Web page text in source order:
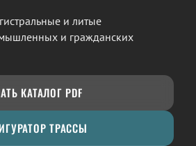
и литые
и гражданских
КАТАЛОГ PDF
ТРАССЫ